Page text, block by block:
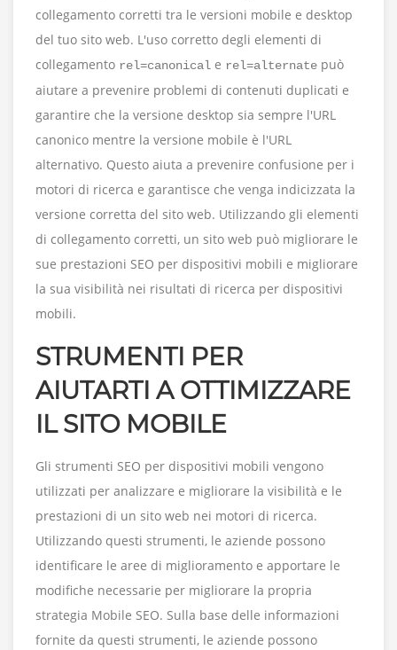
collegamento corretti tra le versioni mobile e desktop
del tuo sito web. L'uso corretto degli elementi di
collegamento rel=canonical e rel=alternate può
aiutare a prevenire problemi di contenuti duplicati e
garantire che la versione desktop sia sempre l'URL
canonico mentre la versione mobile è l'URL
alternativo. Questo aiuta a prevenire confusione per i
motori di ricerca e garantisce che venga indicizzata la
versione corretta del sito web. Utilizzando gli elementi
di collegamento corretti, un sito web può migliorare le
sue prestazioni SEO per dispositivi mobili e migliorare
la sua visibilità nei risultati di ricerca per dispositivi
mobili.
STRUMENTI PER
AIUTARTI A OTTIMIZZARE
IL SITO MOBILE
Gli strumenti SEO per dispositivi mobili vengono
utilizzati per analizzare e migliorare la visibilità e le
prestazioni di un sito web nei motori di ricerca.
Utilizzando questi strumenti, le aziende possono
identificare le aree di miglioramento e apportare le
modifiche necessarie per migliorare la propria
strategia Mobile SEO. Sulla base delle informazioni
fornite da questi strumenti, le aziende possono